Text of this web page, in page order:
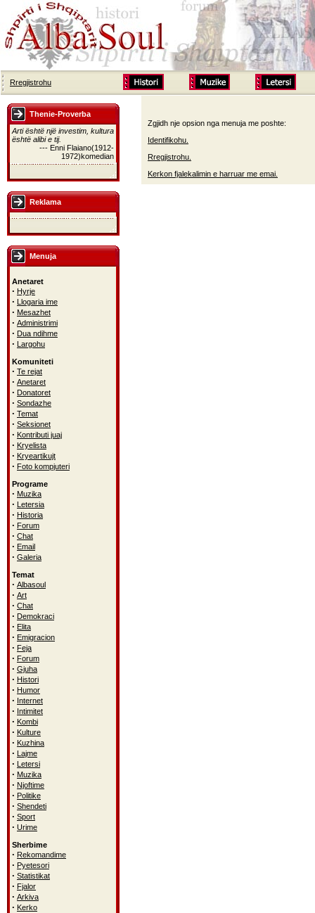
Rregjistrohu
Thenie-Proverba
Arti është një investim, kultura
është alibi e tij.
--- Enni Flaiano(1912-
1972)komedian
Reklama
Menuja
Anetaret
· Hyrje
· Llogaria ime
· Mesazhet
· Administrimi
· Dua ndihme
· Largohu
Komuniteti
· Te rejat
· Anetaret
· Donatoret
· Sondazhe
· Temat
· Seksionet
· Kontributi juaj
· Kryelista
· Kryeartikujt
· Foto kompjuteri
Programe
· Muzika
· Letersia
· Historia
· Forum
· Chat
· Email
· Galeria
Temat
· Albasoul
· Art
· Chat
· Demokraci
· Elita
· Emigracion
· Feja
· Forum
· Gjuha
· Histori
· Humor
· Internet
· Intimitet
· Kombi
· Kulture
· Kuzhina
· Lajme
· Letersi
· Muzika
· Njoftime
· Politike
· Shendeti
· Sport
· Urime
Sherbime
· Rekomandime
· Pyetesori
· Statistikat
· Fjalor
· Arkiva
· Kerko
Zgjidh nje opsion nga menuja me poshte:
Identifikohu.
Rregjistrohu.
Kerkon fjalekalimin e harruar me emai.